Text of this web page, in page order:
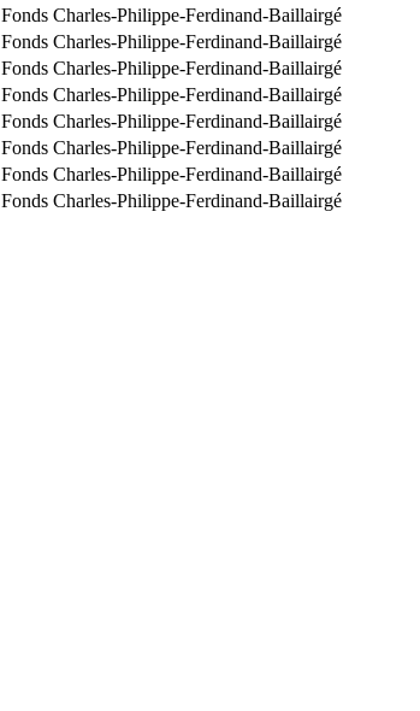
Fonds Charles-Philippe-Ferdinand-Baillairgé
Fonds Charles-Philippe-Ferdinand-Baillairgé
Fonds Charles-Philippe-Ferdinand-Baillairgé
Fonds Charles-Philippe-Ferdinand-Baillairgé
Fonds Charles-Philippe-Ferdinand-Baillairgé
Fonds Charles-Philippe-Ferdinand-Baillairgé
Fonds Charles-Philippe-Ferdinand-Baillairgé
Fonds Charles-Philippe-Ferdinand-Baillairgé